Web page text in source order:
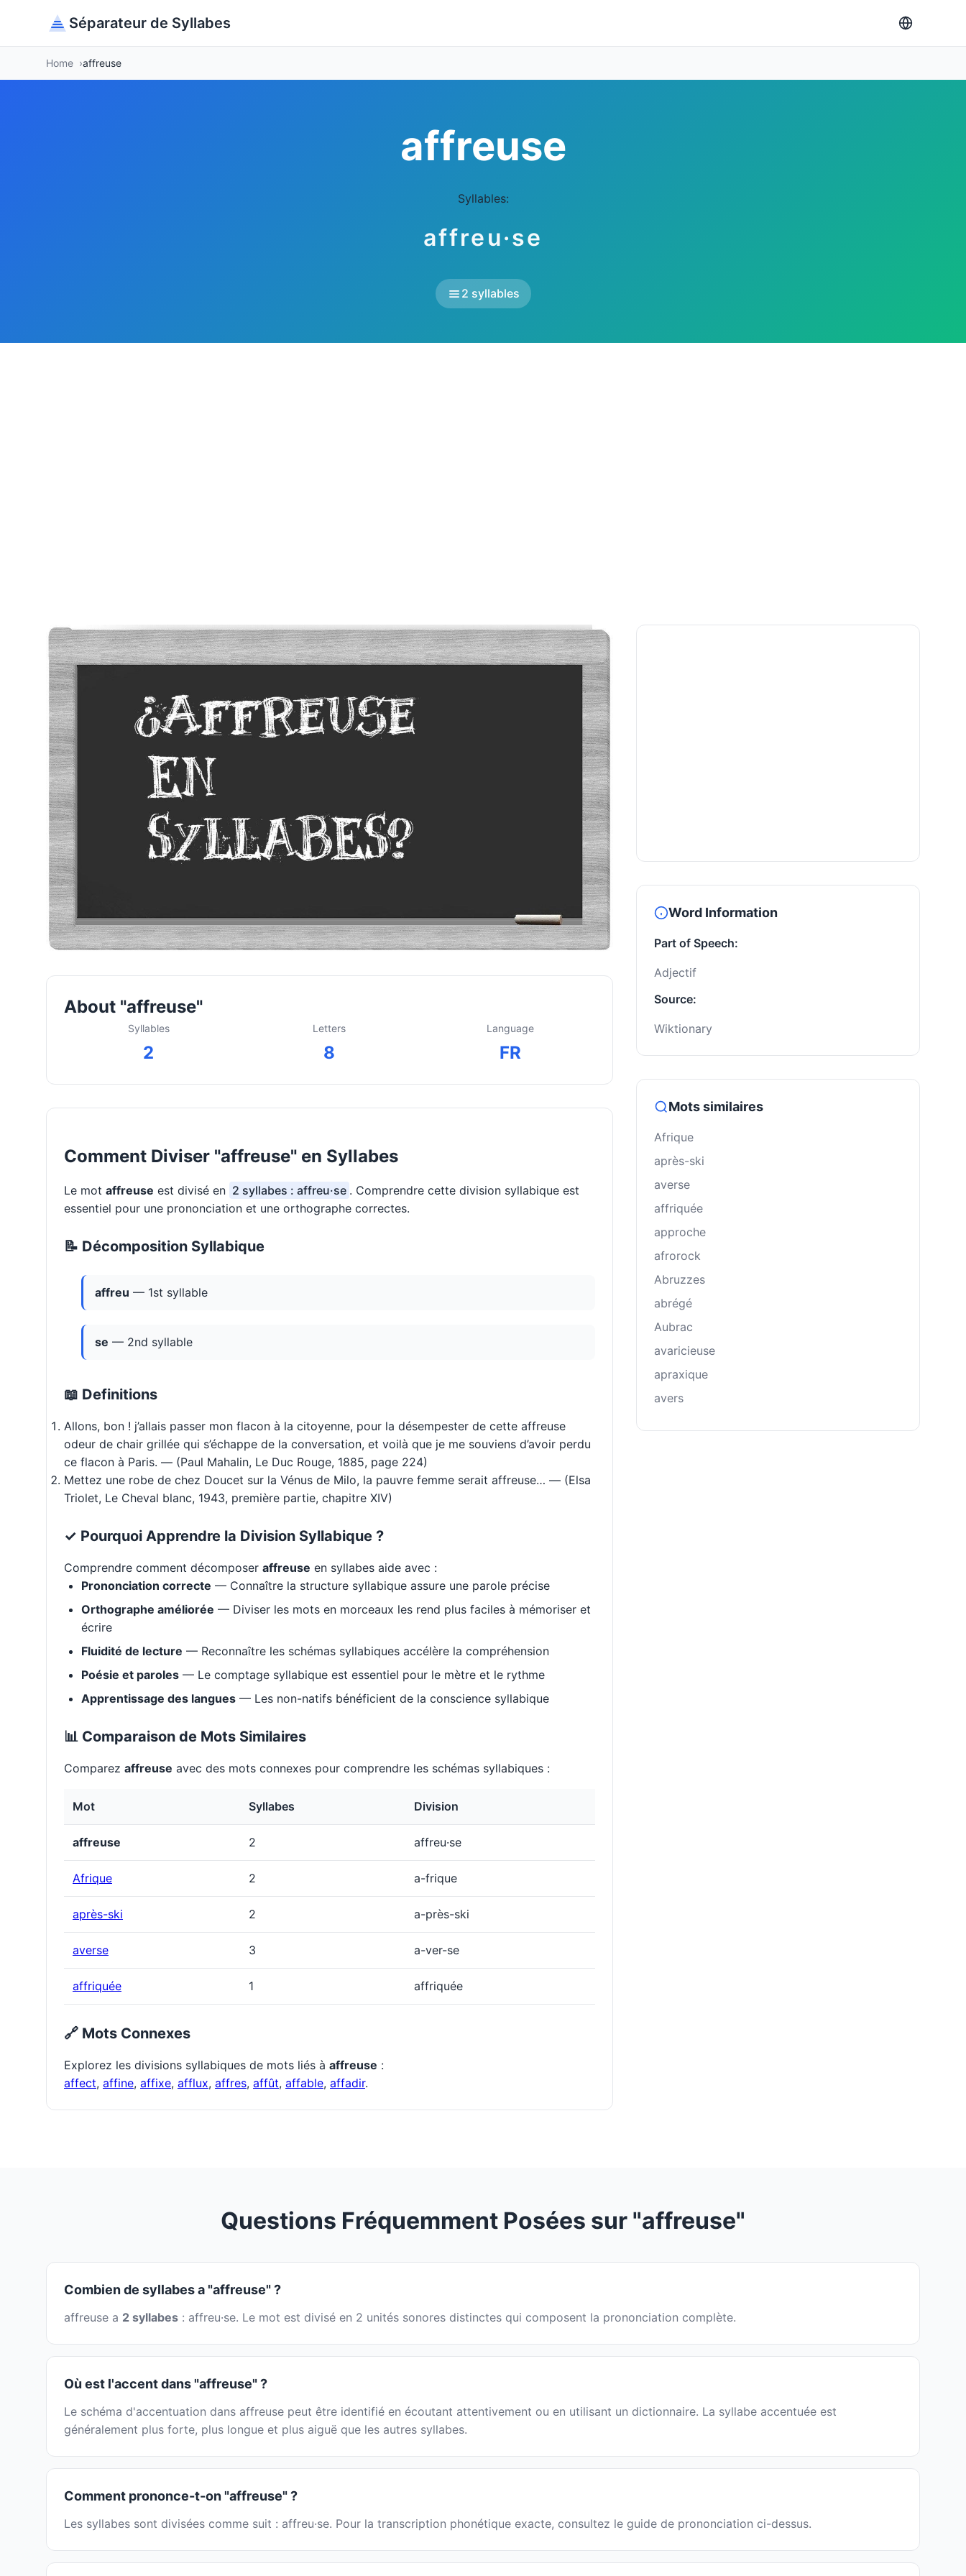
Séparateur de Syllabes
Home affreuse
affreuse
Syllables:
affreu·se
2 syllables
About "affreuse"
Syllables
2
Letters
8
Language
FR
Comment Diviser "affreuse" en Syllabes
Le mot affreuse est divisé en 2 syllabes : affreu·se . Comprendre cette division syllabique est
essentiel pour une prononciation et une orthographe correctes.
📝 Décomposition Syllabique
affreu — 1st syllable
se — 2nd syllable
📖 Definitions
Allons, bon ! j’allais passer mon flacon à la citoyenne, pour la désempester de cette affreuse
odeur de chair grillée qui s’échappe de la conversation, et voilà que je me souviens d’avoir perdu
ce flacon à Paris. — (Paul Mahalin, Le Duc Rouge, 1885, page 224)
Mettez une robe de chez Doucet sur la Vénus de Milo, la pauvre femme serait affreuse… — (Elsa
Triolet, Le Cheval blanc, 1943, première partie, chapitre XIV)
✓ Pourquoi Apprendre la Division Syllabique ?
Comprendre comment décomposer affreuse en syllabes aide avec :
Prononciation correcte — Connaître la structure syllabique assure une parole précise
Orthographe améliorée — Diviser les mots en morceaux les rend plus faciles à mémoriser et
écrire
Fluidité de lecture — Reconnaître les schémas syllabiques accélère la compréhension
Poésie et paroles — Le comptage syllabique est essentiel pour le mètre et le rythme
Apprentissage des langues — Les non-natifs bénéficient de la conscience syllabique
📊 Comparaison de Mots Similaires
Comparez affreuse avec des mots connexes pour comprendre les schémas syllabiques :
Mot Syllabes Division
affreuse 2 affreu·se
Afrique 2 a-frique
après-ski 2 a-près-ski
averse 3 a-ver-se
affriquée 1 affriquée
🔗 Mots Connexes
Explorez les divisions syllabiques de mots liés à affreuse :
affect, affine, affixe, afflux, affres, affût, affable, affadir.
Word Information
Part of Speech:
Adjectif
Source:
Wiktionary
Mots similaires
Afrique
après-ski
averse
affriquée
approche
afrorock
Abruzzes
abrégé
Aubrac
avaricieuse
apraxique
avers
Questions Fréquemment Posées sur "affreuse"
Combien de syllabes a "affreuse" ?
affreuse a 2 syllabes : affreu·se. Le mot est divisé en 2 unités sonores distinctes qui composent la prononciation complète.
Où est l'accent dans "affreuse" ?
Le schéma d'accentuation dans affreuse peut être identifié en écoutant attentivement ou en utilisant un dictionnaire. La syllabe accentuée est
généralement plus forte, plus longue et plus aiguë que les autres syllabes.
Comment prononce-t-on "affreuse" ?
Les syllabes sont divisées comme suit : affreu·se. Pour la transcription phonétique exacte, consultez le guide de prononciation ci-dessus.